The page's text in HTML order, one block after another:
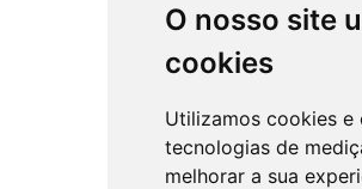
O nosso site
cookies
Utilizamos cookies e
tecnologias de
melhorar a sua